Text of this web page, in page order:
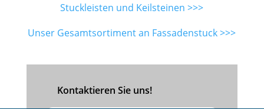
Stuckleisten und Keilsteinen >>>
Unser Gesamtsortiment an Fassadenstuck >>>
Kontaktieren Sie uns!